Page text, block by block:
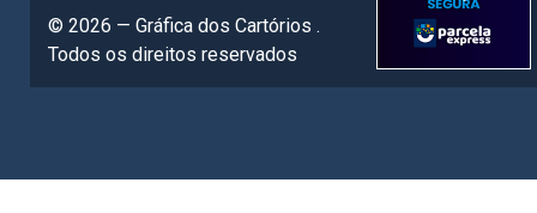
© 2026 — Gráfica dos Cartórios .
Todos os direitos reservados